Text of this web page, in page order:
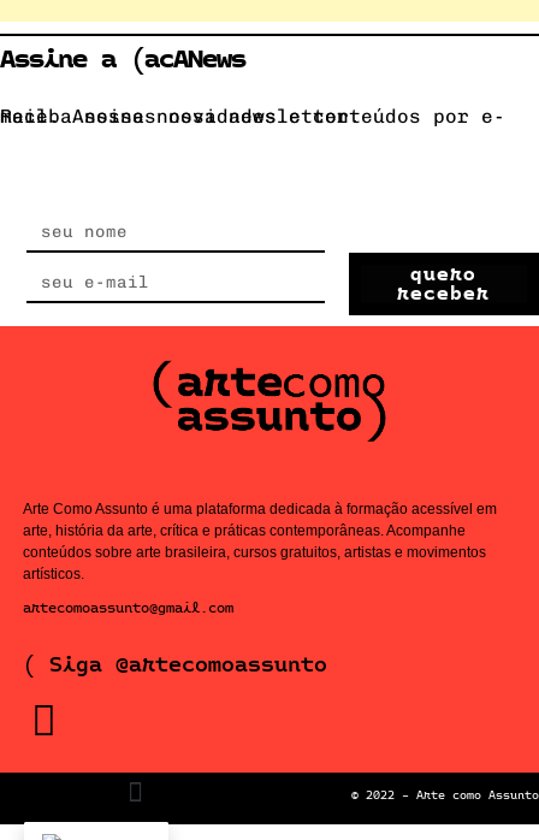
Assine a (acANews
Receba nossas novidades e conteúdos por e-mail. Assine nossa newsletter.
quero
receber
Arte Como Assunto é uma plataforma dedicada à formação acessível em
arte, história da arte, crítica e práticas contemporâneas. Acompanhe
conteúdos sobre arte brasileira, cursos gratuitos, artistas e movimentos
artísticos.
artecomoassunto@gmail.com
( Siga @artecomoassunto
© 2022 – Arte como Assunto